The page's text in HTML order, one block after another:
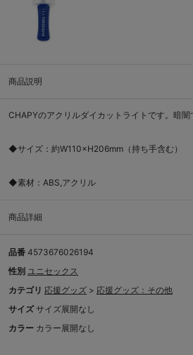
商品説明
CHAPYのアクリルダイカットライトです。暗闇
◆サイズ：約W110×H206mm（持ち手含む）
◆素材：ABS,アクリル
商品詳細
品番 4573676026194
性別 ユニセックス
カテゴリ 応援グッズ > 応援グッズ：その他
サイズ サイズ展開なし
カラー カラー展開なし